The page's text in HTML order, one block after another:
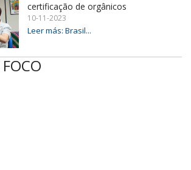
certificação de orgânicos
10-11-2023
Leer más: Brasil...